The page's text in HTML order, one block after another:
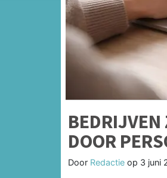
BEDRIJVEN
DOOR
Door Redactie op 3 juni